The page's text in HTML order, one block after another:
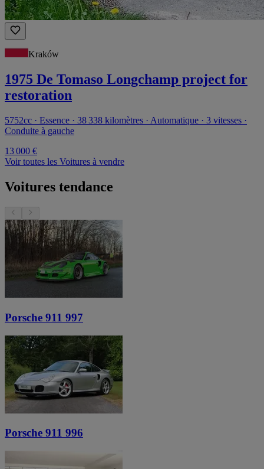
Kraków
1975 De Tomaso Longchamp project for
restoration
5752cc · Essence · 38 338 kilomètres · Automatique · 3 vitesses ·
Conduite à gauche
13 000 €
Voir toutes les Voitures à vendre
Voitures tendance
Porsche 911 997
Porsche 911 996